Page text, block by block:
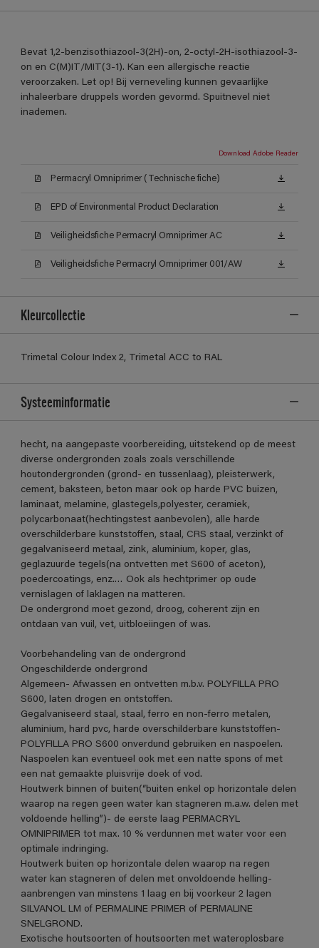
Bevat 1,2-benzisothiazool-3(2H)-on, 2-octyl-2H-isothiazool-3-
on en C(M)IT/MIT(3-1). Kan een allergische reactie
veroorzaken. Let op! Bij verneveling kunnen gevaarlijke
inhaleerbare druppels worden gevormd. Spuitnevel niet
inademen.
Download Adobe Reader
Permacryl Omniprimer (Technische fiche)
EPD of Environmental Product Declaration
Veiligheidsfiche Permacryl Omniprimer AC
Veiligheidsfiche Permacryl Omniprimer 001/AW
Kleurcollectie
Trimetal Colour Index 2, Trimetal ACC to RAL
Systeeminformatie
hecht, na aangepaste voorbereiding, uitstekend op de meest
diverse ondergronden zoals zoals verschillende
houtondergronden (grond- en tussenlaag), pleisterwerk,
cement, baksteen, beton maar ook op harde PVC buizen,
laminaat, melamine, glastegels,polyester, ceramiek,
polycarbonaat(hechtingstest aanbevolen), alle harde
overschilderbare kunststoffen, staal, CRS staal, verzinkt of
gegalvaniseerd metaal, zink, aluminium, koper, glas,
geglazuurde tegels(na ontvetten met S600 of aceton),
poedercoatings, enz.… Ook als hechtprimer op oude
vernislagen of laklagen na matteren.
De ondergrond moet gezond, droog, coherent zijn en
ontdaan van vuil, vet, uitbloeiingen of was.
Voorbehandeling van de ondergrond
Ongeschilderde ondergrond
Algemeen- Afwassen en ontvetten m.b.v. POLYFILLA PRO
S600, laten drogen en ontstoffen.
Gegalvaniseerd staal, staal, ferro en non-ferro metalen,
aluminium, hard pvc, harde overschilderbare kunststoffen-
POLYFILLA PRO S600 onverdund gebruiken en naspoelen.
Naspoelen kan eventueel ook met een natte spons of met
een nat gemaakte pluisvrije doek of vod.
Houtwerk binnen of buiten(“buiten enkel op horizontale delen
waarop na regen geen water kan stagneren m.a.w. delen met
voldoende helling”)- de eerste laag PERMACRYL
OMNIPRIMER tot max. 10 % verdunnen met water voor een
optimale indringing.
Houtwerk buiten op horizontale delen waarop na regen
water kan stagneren of delen met onvoldoende helling-
aanbrengen van minstens 1 laag en bij voorkeur 2 lagen
SILVANOL LM of PERMALINE PRIMER of PERMALINE
SNELGROND.
Exotische houtsoorten of houtsoorten met wateroplosbare